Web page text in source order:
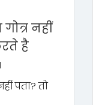
नहीं
है
पता? तो